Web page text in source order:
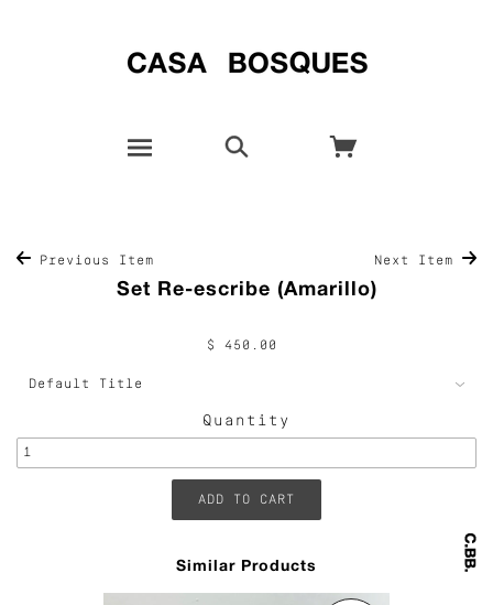
Previous Item Next Item
Set Re-escribe (Amarillo)
$ 450.00
Quantity
Similar Products